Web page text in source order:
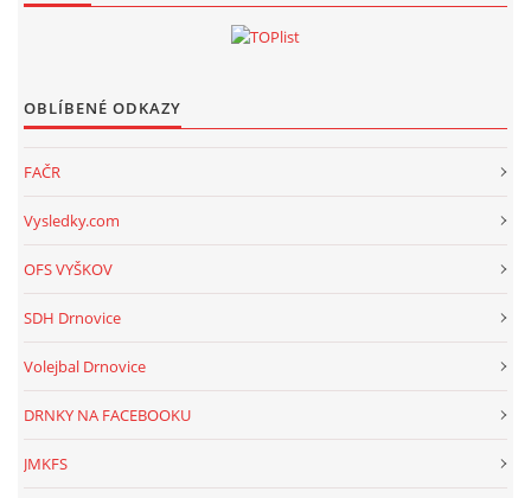
OBLÍBENÉ ODKAZY
FAČR
Vysledky.com
OFS VYŠKOV
SDH Drnovice
Volejbal Drnovice
DRNKY NA FACEBOOKU
JMKFS